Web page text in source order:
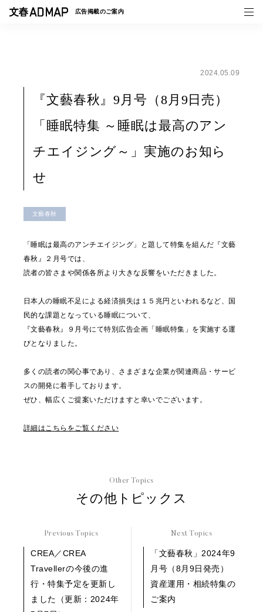
広告掲載のご案内
事例一覧
トピックス
2024.05.09
『文藝春秋』9月号（8月9日売）
「睡眠特集 ～睡眠は最高のアン
チエイジング～」実施のお知ら
せ
文藝春秋
「睡眠は最高のアンチエイジング」と題して特集を組んだ『文藝
春秋』２月号では、
読者の皆さまや関係各所より大きな反響をいただきました。
日本人の睡眠不足による経済損失は１５兆円といわれるなど、国
民的な課題となっている睡眠について、
『文藝春秋』９月号にて特別広告企画「睡眠特集」を実施する運
びとなりました。
多くの読者の関心事であり、さまざまな企業が関連商品・サービ
スの開発に着手しております。
ぜひ、幅広くご提案いただけますと幸いでございます。
詳細はこちらをご覧ください
Other Topics
その他トピックス
Previous Topics
CREA／CREA
Travellerの今後の進
行・特集予定を更新し
ました（更新：2024年
Next Topics
「文藝春秋」2024年9
月号（8月9日発売）
資産運用・相続特集の
ご案内